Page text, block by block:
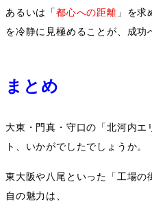
あるいは「 都心への距離 」を求
を冷静に見極めることが、成功
まとめ
大東・門真・守口の「北河内
ト、いかがでしたでしょうか。
東大阪や八尾といった「工場の
自の魅力は、